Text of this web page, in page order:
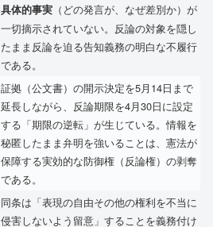
具体的事実 （どの発言が、なぜ差別か）が
一切摘示されていない。反論の対象を隠し
たまま反論を迫る告知義務の明白な不履行
である。
証拠（公文書）の開示決定を5月14日まで
延長しながら、反論期限を4月30日に設定
する「期限の逆転」が生じている。情報を
秘匿したまま弁明を強いることは、憲法が
保障する実効的な防御権（反論権）の剥奪
である。
同条は「表現の自由その他の権利を不当に
侵害しないよう留意」することを義務付け